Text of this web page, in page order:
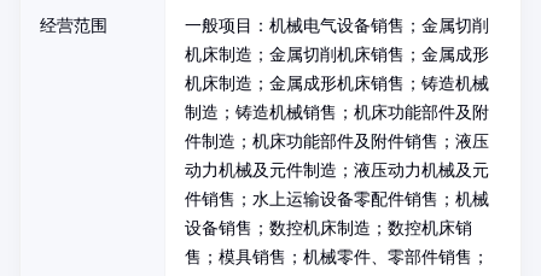
经营范围
一般项目：机械电气设备销售；金属切削
机床制造；金属切削机床销售；金属成形
机床制造；金属成形机床销售；铸造机械
制造；铸造机械销售；机床功能部件及附
件制造；机床功能部件及附件销售；液压
动力机械及元件制造；液压动力机械及元
件销售；水上运输设备零配件销售；机械
设备销售；数控机床制造；数控机床销
售；模具销售；机械零件、零部件销售；